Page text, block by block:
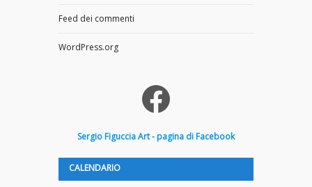
Feed dei commenti
WordPress.org
Facebook
SergioFigucciaArt - pagina di Facebook
CALENDARIO